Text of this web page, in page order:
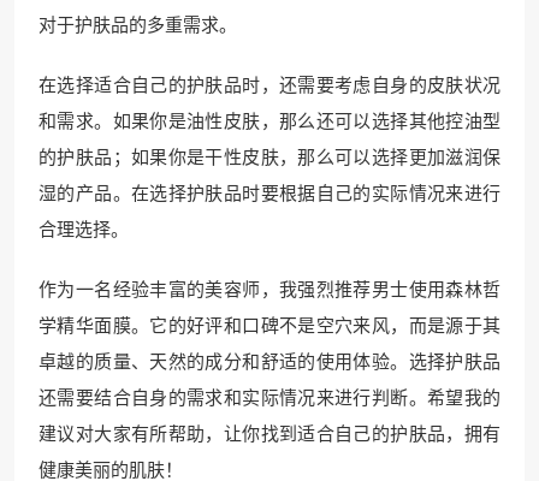
对于护肤品的多重需求。
在选择适合自己的护肤品时，还需要考虑自身的皮肤状况
和需求。如果你是油性皮肤，那么还可以选择其他控油型
的护肤品；如果你是干性皮肤，那么可以选择更加滋润保
湿的产品。在选择护肤品时要根据自己的实际情况来进行
合理选择。
作为一名经验丰富的美容师，我强烈推荐男士使用森林哲
学精华面膜。它的好评和口碑不是空穴来风，而是源于其
卓越的质量、天然的成分和舒适的使用体验。选择护肤品
还需要结合自身的需求和实际情况来进行判断。希望我的
建议对大家有所帮助，让你找到适合自己的护肤品，拥有
健康美丽的肌肤！